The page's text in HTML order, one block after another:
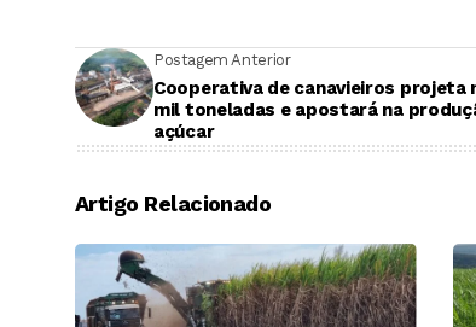
Postagem Anterior
Cooperativa de canavieiros projeta
mil toneladas e apostará na
açúcar
Artigo Relacionado